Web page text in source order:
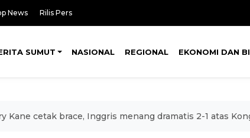
News Rilis Pers
SUMUT NASIONAL REGIONAL EKONOMI DAN
Kane cetak brace, Inggris menang dramatis 2-1 atas